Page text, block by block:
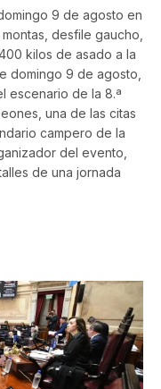
9 de agosto en
desfile gaucho,
kilos de asado a la
domingo 9 de agosto,
escenario de la 8.ª
una de las citas
campero de la
del evento,
de una jornada